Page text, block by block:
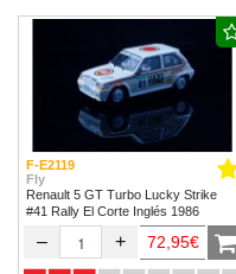
F-E2119
Fly
Renault 5 GT Turbo Lucky Strike
#41 Rally El Corte Inglés 1986
– + 72,95€